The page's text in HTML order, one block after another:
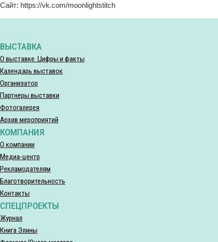
Сайт: https://vk.com/moonlightstitch
ВЫСТАВКА
О выставке. Цифры и факты
Календарь выставок
Организатор
Партнеры выставки
Фотогалерея
Архив мероприятий
КОМПАНИЯ
О компании
Медиа-центр
Рекламодателям
Благотворительность
Контакты
СПЕЦПРОЕКТЫ
Журнал
Книга Элины